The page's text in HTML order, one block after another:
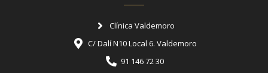
Clínica Valdemoro
C/ Dalí N10 Local 6. Valdemoro
91 146 72 30